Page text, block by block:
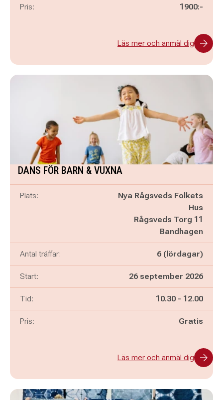
Pris: 1900:-
Läs mer och anmäl dig
DANS FÖR BARN & VUXNA
Plats:
Nya Rågsveds Folkets
Hus
Rågsveds Torg 11
Bandhagen
Antal träffar: 6 (lördagar)
Start: 26 september 2026
Tid: Pågår mellan
10.30 - och
12.00
Pris: Gratis
Läs mer och anmäl dig